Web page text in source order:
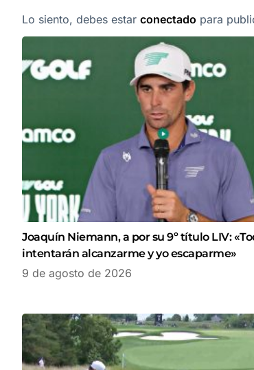
Lo siento, debes estar conectado para
Joaquín Niemann, a por su 9º título LIV:
intentarán alcanzarme y yo escaparme»
9 de agosto de 2026